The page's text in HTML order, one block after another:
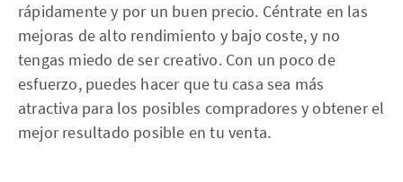
rápidamente y por un buen precio. Céntrate en las
mejoras de alto rendimiento y bajo coste, y no
tengas miedo de ser creativo. Con un poco de
esfuerzo, puedes hacer que tu casa sea más
atractiva para los posibles compradores y obtener el
mejor resultado posible en tu venta.